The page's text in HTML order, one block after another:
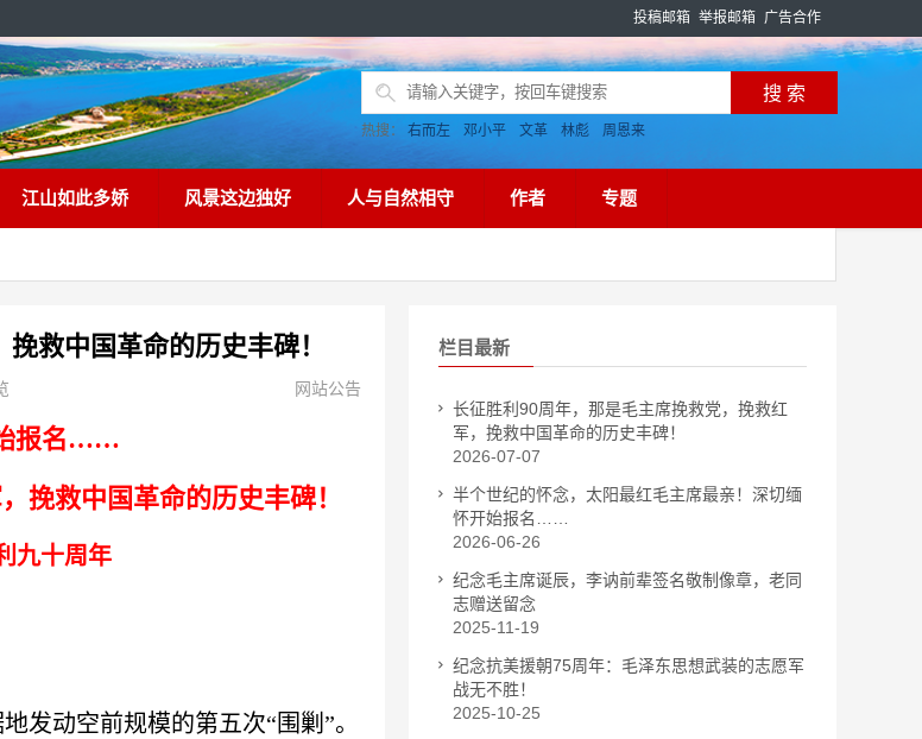
投稿邮箱 举报邮箱 广告合作
热搜： 右而左 邓小平 文革 林彪 周恩来
江山如此多娇 风景这边独好 人与自然相守 作者 专题
救中国革命的历史丰碑！
网站公告
报名……
挽救中国革命的历史丰碑！
九十周年
发动空前规模的第五次“围剿”。
栏目最新
长征胜利90周年，那是毛主席挽救党，挽救红
军，挽救中国革命的历史丰碑！
2026-07-07
半个世纪的怀念，太阳最红毛主席最亲！深切缅
怀开始报名……
2026-06-26
纪念毛主席诞辰，李讷前辈签名敬制像章，老同
志赠送留念
2025-11-19
纪念抗美援朝75周年：毛泽东思想武装的志愿军
战无不胜！
2025-10-25